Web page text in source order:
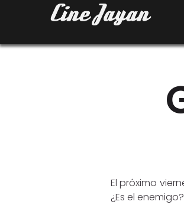
El próximo
¿Es el